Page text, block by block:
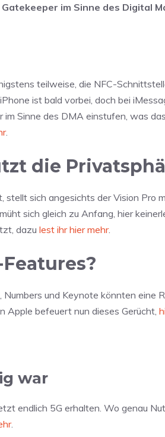
im Sinne des Digital
teilweise, die NFC-
ist bald vorbei, doch bei
Sinne des DMA einstufen, was
.
die
stellt sich angesichts der Vision Pro
sich gleich zu Anfang, hier
dazu lest ihr hier mehr.
und Keynote könnten eine
Apple befeuert nun dieses Gerücht,
war
endlich 5G erhalten. Wo genau
.